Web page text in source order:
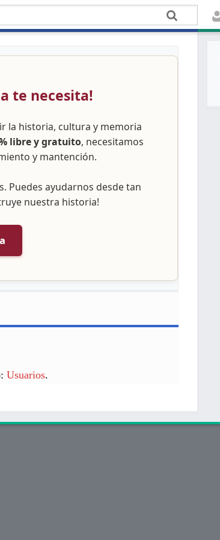
te necesita!
la historia, cultura y memoria
libre y gratuito, necesitamos
y mantención.
Puedes ayudarnos desde tan
nuestra historia!
Usuarios.